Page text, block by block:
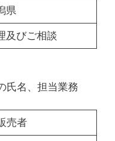
県
及びご相談
氏名、担当業務
売者